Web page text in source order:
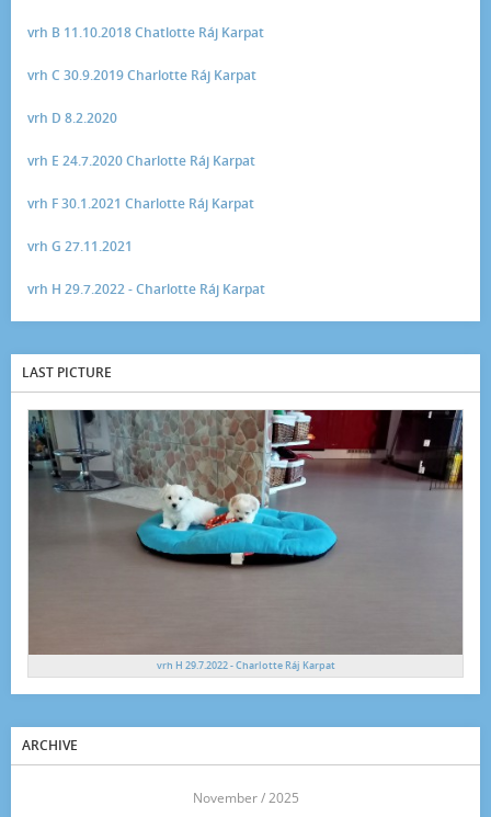
vrh B 11.10.2018 Chatlotte Ráj Karpat
vrh C 30.9.2019 Charlotte Ráj Karpat
vrh D 8.2.2020
vrh E 24.7.2020 Charlotte Ráj Karpat
vrh F 30.1.2021 Charlotte Ráj Karpat
vrh G 27.11.2021
vrh H 29.7.2022 - Charlotte Ráj Karpat
LAST PICTURE
vrh H 29.7.2022 - Charlotte Ráj Karpat
ARCHIVE
November / 2025